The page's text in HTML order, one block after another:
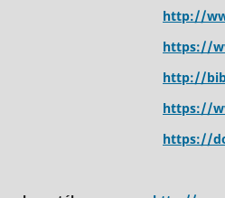
http://
https://
http://
https://
https://